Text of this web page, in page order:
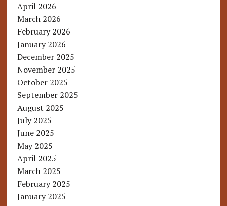
April 2026
March 2026
February 2026
January 2026
December 2025
November 2025
October 2025
September 2025
August 2025
July 2025
June 2025
May 2025
April 2025
March 2025
February 2025
January 2025